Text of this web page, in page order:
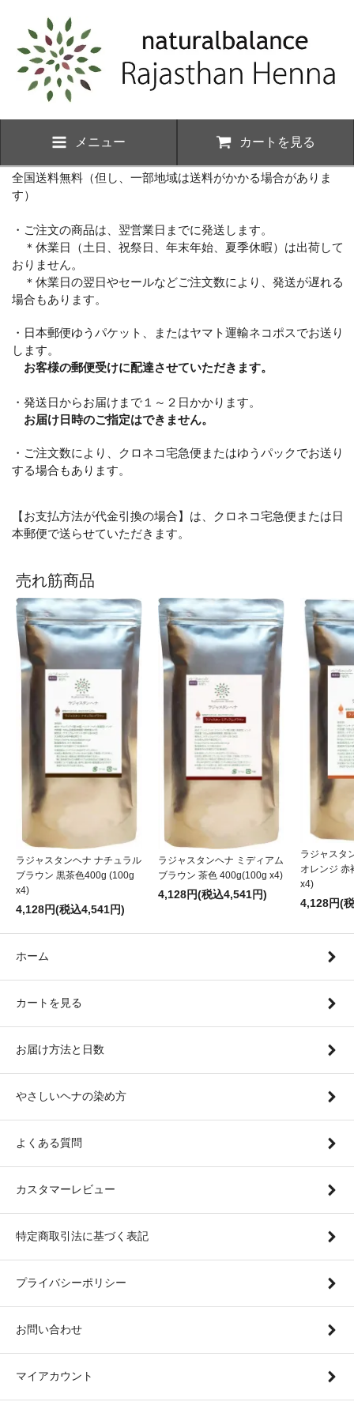
メニュー カートを見る
全国送料無料（但し、一部地域は送料がかかる場合がありま
す）
・ご注文の商品は、翌営業日までに発送します。
＊休業日（土日、祝祭日、年末年始、夏季休暇）は出荷して
おりません。
＊休業日の翌日やセールなどご注文数により、発送が遅れる
場合もあります。
・日本郵便ゆうパケット、またはヤマト運輸ネコポスでお送り
します。
お客様の郵便受けに配達させていただきます。
・発送日からお届けまで１～２日かかります。
お届け日時のご指定はできません。
・ご注文数により、クロネコ宅急便またはゆうパックでお送り
する場合もあります。
【お支払方法が代金引換の場合】は、クロネコ宅急便または日
本郵便で送らせていただきます。
売れ筋商品
ラジャスタンヘナ ナチュラル
ブラウン 黒茶色400g (100g
x4)
4,128円(税込4,541円)
ラジャスタンヘナ ミディアム
ブラウン 茶色 400g(100g x4)
4,128円(税込4,541円)
ラジャスタ
オレンジ
x4)
4,128円(
ホーム
カートを見る
お届け方法と日数
やさしいヘナの染め方
よくある質問
カスタマーレビュー
特定商取引法に基づく表記
プライバシーポリシー
お問い合わせ
マイアカウント